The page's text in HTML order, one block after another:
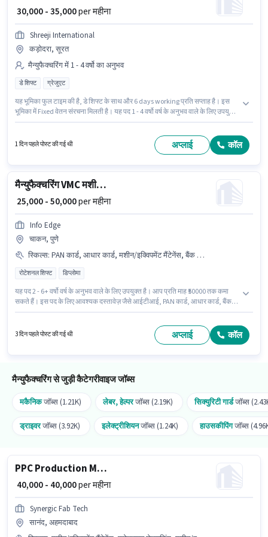
₹ 30,000 - 35,000per महीना
Shreeji International
कड़ोदरा, सूरत
मैन्युफैक्चरिंग में 1 - 4 वर्षो का अनुभव
डे शिफ्ट ग्रेजुएट
यह भूमिका फुल टाइम की है, डे शिफ्ट के साथ और 6 days working प्रति सप्ताह है। इस
भूमिका में Fixed वेतन संरचना मिलती है। यह पद 1 - 4 वर्षो वर्ष के अनुभव वाले के लिए उपयुक्त
वैकेंसी कड़ोदरा, सूरत में है।
1 दिन पहले पोस्ट की गई थी अप्लाई कॉल
मैन्युफैक्चरिंग VMC मशीन ऑपरेटर
₹ 25,000 - 50,000per महीना
Info Edge
चाकन, पुणे
स्किल्स: PAN कार्ड, आधार कार्ड, मशीन/इक्विपमेंट मैंटेनेंस, बैंक अकाउंट, मशीन/इक्विपमेंट ऑपरेशन, आईटीआई
रोटेशनल शिफ्ट डिप्लोमा
यह पद 2 - 6+ वर्षो वर्ष के अनुभव वाले के लिए उपयुक्त है। आप प्रति माह ₹50000 तक कमा
सकते हैं। इस पद के लिए आवश्यक दस्तावेज़ जैसे आईटीआई, PAN कार्ड, आधार कार्ड, बैंक
PF, मेडिकल बेनिफिट्स भी मिलेंगे। यह वैकेंसी चाकन, पुणे में है। इस पद के लिए Fixed सैलरी
3 दिन पहले पोस्ट की गई थी अप्लाई कॉल
मैन्युफैक्चरिंग से जुड़ी कैटेगरीवाइज जॉब्स
मकैनिकजॉब्स (1.21K) लेबर, हेल्परजॉब्स (2.19K) सिक्युरिटी गार्डजॉब्स
ड्राइवरजॉब्स (3.92K) इलेक्ट्रीशियनजॉब्स (1.24K) हाउसकीपिंगजॉब्स
PPC Production Manager
₹ 40,000 - 40,000per महीना
Synergic Fab Tech
सानंद, अहमदाबाद